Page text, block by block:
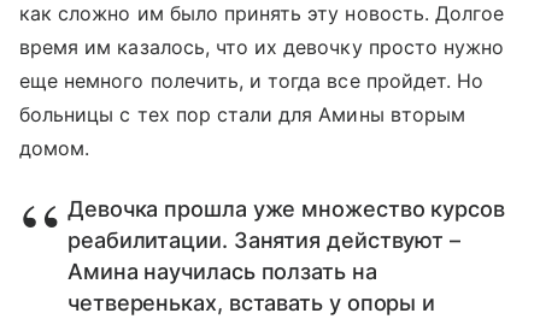
как сложно им было принять эту новость. Долгое
время им казалось, что их девочку просто нужно
еще немного полечить, и тогда все пройдет. Но
больницы с тех пор стали для Амины вторым
домом.
Девочка прошла уже множество курсов
реабилитации. Занятия действуют –
Амина научилась ползать на
четвереньках, вставать у опоры и